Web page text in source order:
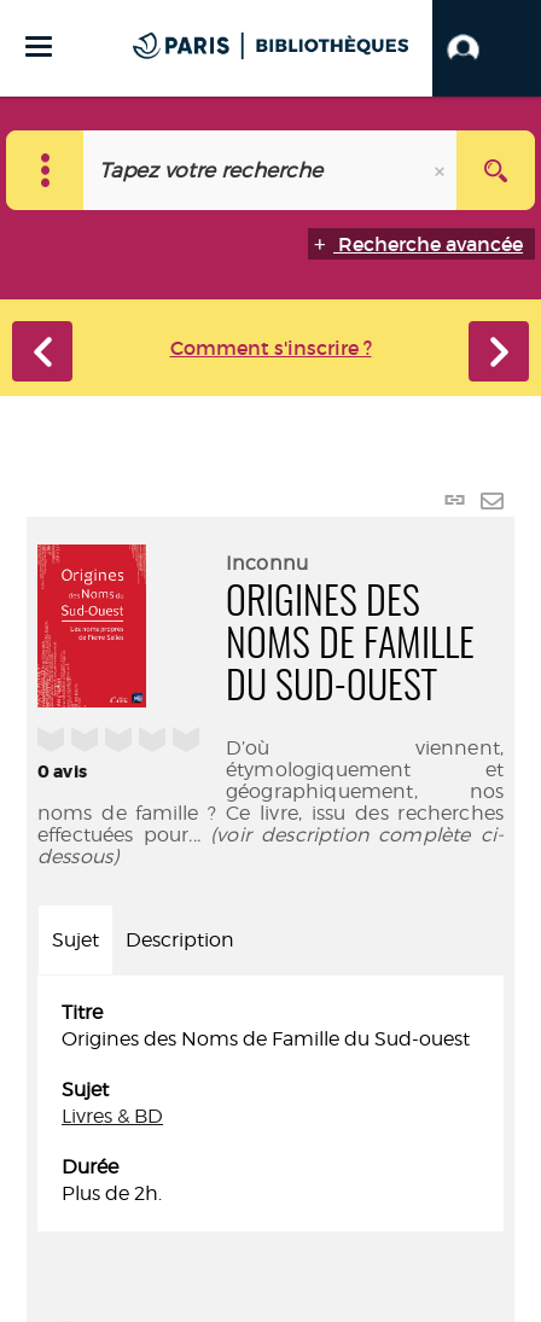
Recherche avancée
Comment s'inscrire ?
Lien
0avis
Inconnu
ORIGINES DES
NOMS DE FAMILLE
DU SUD-OUEST
D’où viennent,
étymologiquement et
géographiquement, nos
noms de famille ? Ce livre, issu des recherches
effectuées pour... (voir description complète ci-
dessous)
Sujet Description
Titre
Origines des Noms de Famille du Sud-ouest
Sujet
Livres & BD
Durée
Plus de 2h.